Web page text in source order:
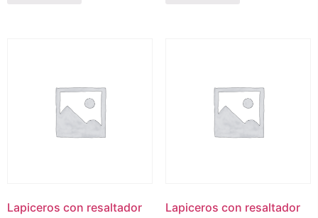
Lapiceros con resaltador Lapiceros con resaltador